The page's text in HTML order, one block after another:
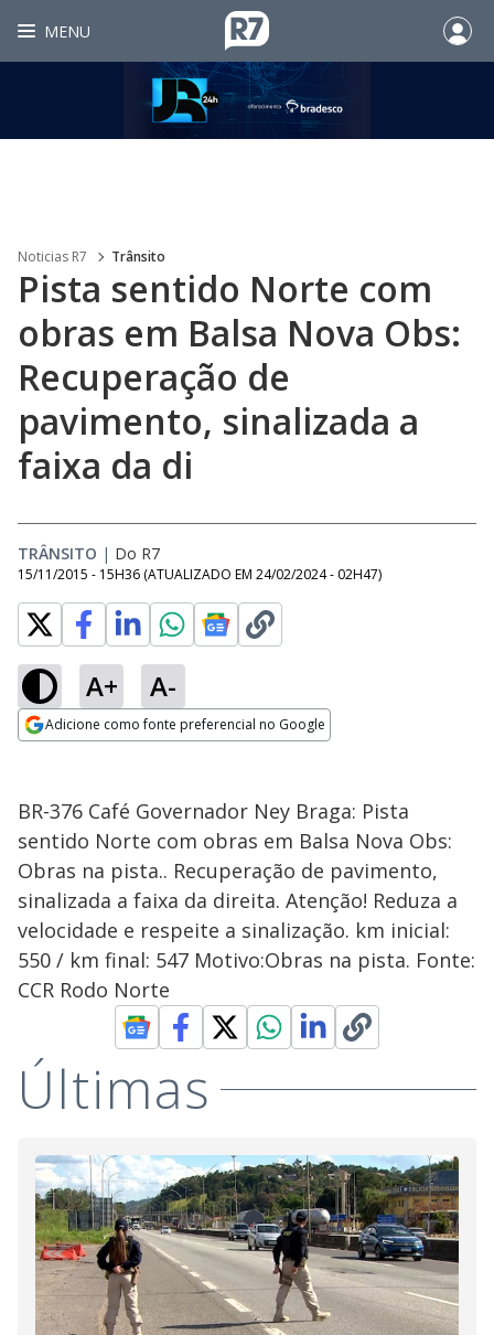
MENU
Noticias R7 Trânsito
Pista sentido Norte com
obras em Balsa Nova Obs:
Recuperação de
pavimento, sinalizada a
faixa da di
TRÂNSITO | Do R7
15/11/2015 - 15H36 (ATUALIZADO EM 24/02/2024 - 02H47)
A+ A-
Adicione como fonte preferencial no Google
BR-376 Café Governador Ney Braga: Pista
sentido Norte com obras em Balsa Nova Obs:
Obras na pista.. Recuperação de pavimento,
sinalizada a faixa da direita. Atenção! Reduza a
velocidade e respeite a sinalização. km inicial:
550 / km final: 547 Motivo:Obras na pista. Fonte:
CCR Rodo Norte
Últimas